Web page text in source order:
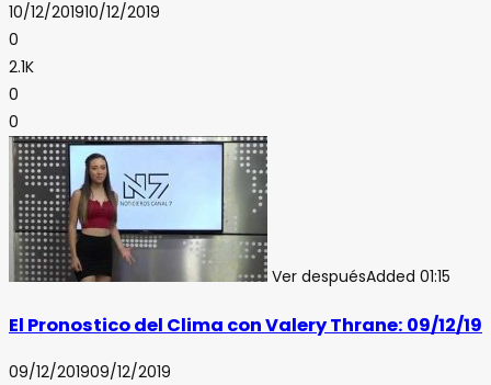
10/12/201910/12/2019
0
2.1K
0
0
Ver despuésAdded 01:15
El Pronostico del Clima con Valery Thrane: 09/12/19
09/12/201909/12/2019